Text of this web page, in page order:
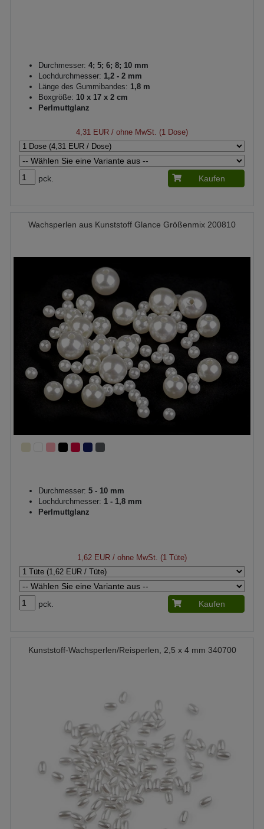
Durchmesser: 4; 5; 6; 8; 10 mm
Lochdurchmesser: 1,2 - 2 mm
Länge des Gummibandes: 1,8 m
Boxgröße: 10 x 17 x 2 cm
Perlmuttglanz
4,31 EUR / ohne MwSt. (1 Dose)
pck. Kaufen
Wachsperlen aus Kunststoff Glance Größenmix 200810
Durchmesser: 5 - 10 mm
Lochdurchmesser: 1 - 1,8 mm
Perlmuttglanz
1,62 EUR / ohne MwSt. (1 Tüte)
pck. Kaufen
Kunststoff-Wachsperlen/Reisperlen, 2,5 x 4 mm 340700